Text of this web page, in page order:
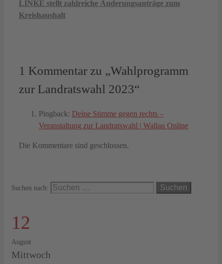
LINKE stellt zahlreiche Änderungsanträge zum
Kreishaushalt
1 Kommentar zu „Wahlprogramm
zur Landratswahl 2023“
Pingback: Deine Stimme gegen rechts –
Veranstaltung zur Landratswahl | Wallau Online
Die Kommentare sind geschlossen.
Suchen nach:
12
August
Mittwoch